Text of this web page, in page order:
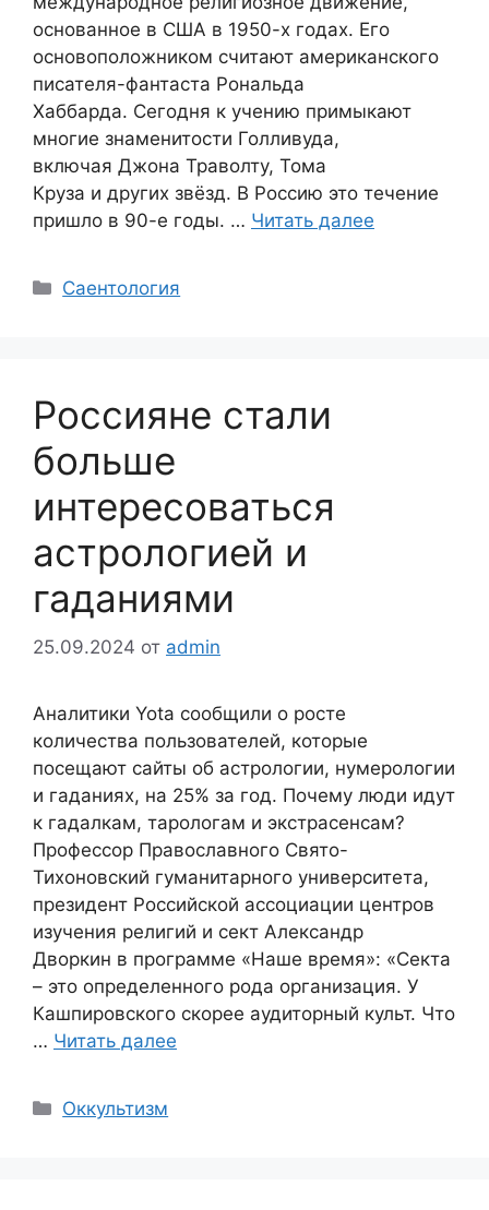
основанное в США в 1950-х годах. Его
основоположником считают американского
писателя-фантаста Рональда
Хаббарда. Сегодня к учению примыкают
многие знаменитости Голливуда,
включая Джона Траволту, Тома
Круза и других звёзд. В Россию это течение
пришло в 90-е годы. … Читать далее
Рубрики
Саентология
Россияне стали
больше
интересоваться
астрологией и
гаданиями
25.09.2024 от admin
Аналитики Yota сообщили о росте
количества пользователей, которые
посещают сайты об астрологии, нумерологии
и гаданиях, на 25% за год. Почему люди идут
к гадалкам, тарологам и экстрасенсам?
Профессор Православного Свято-
Тихоновский гуманитарного университета,
президент Российской ассоциации центров
изучения религий и сект Александр
Дворкин в программе «Наше время»: «Секта
– это определенного рода организация. У
Кашпировского скорее аудиторный культ. Что
… Читать далее
Рубрики
Оккультизм